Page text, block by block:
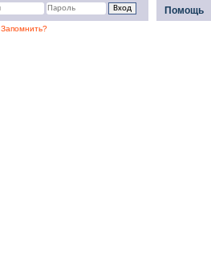
Помощь
Запомнить?